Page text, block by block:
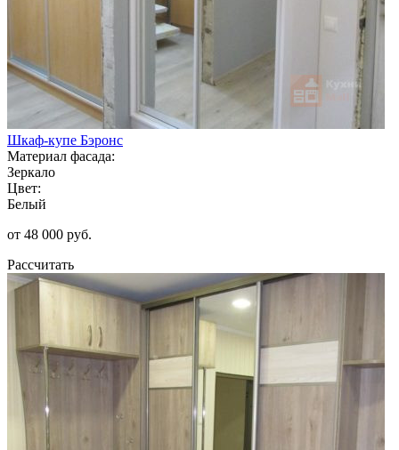
Шкаф-купе Бэронс
Материал фасада:
Зеркало
Цвет:
Белый
от 48 000 руб.
Рассчитать